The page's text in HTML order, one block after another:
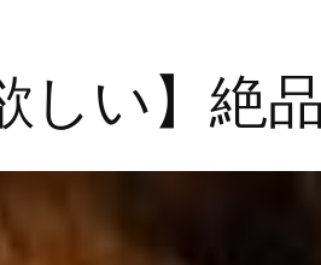
しい】絶